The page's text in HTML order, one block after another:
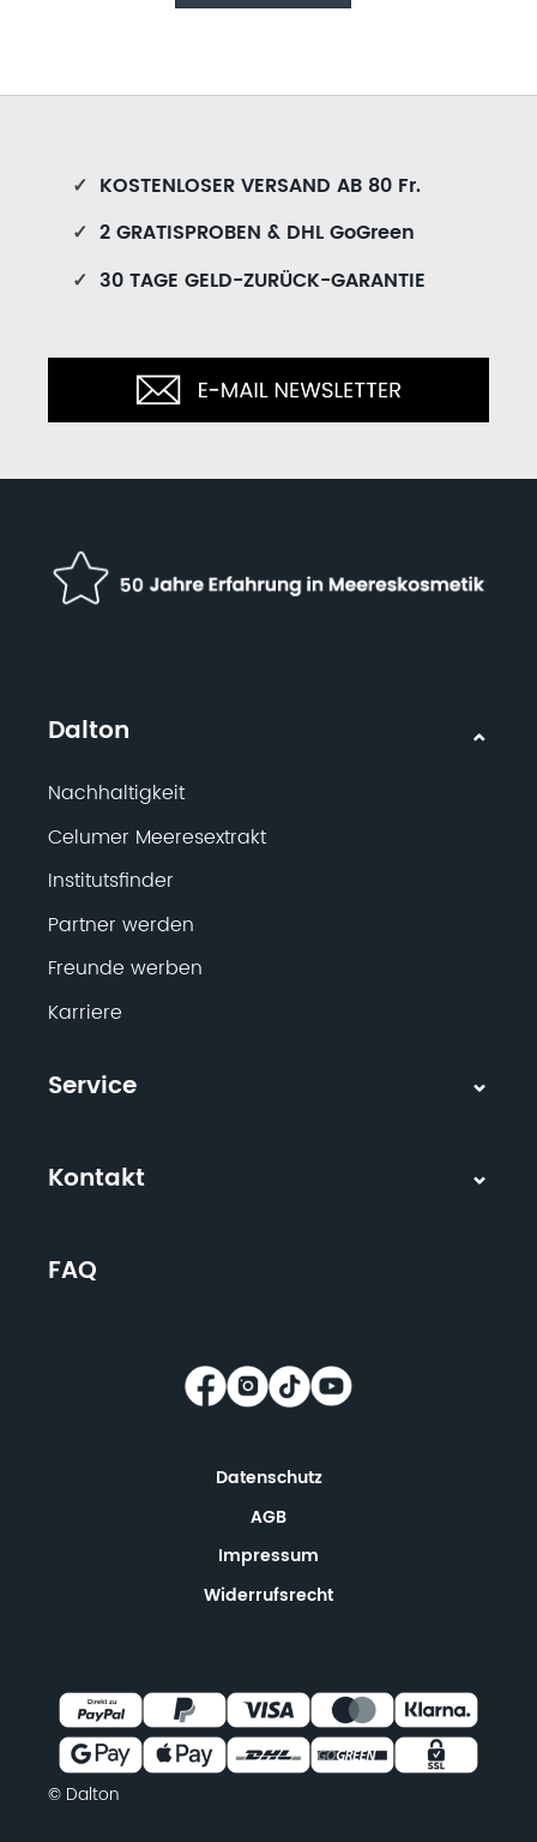
✓ KOSTENLOSER VERSAND AB 80 Fr.
✓ 2 GRATISPROBEN & DHL GoGreen
✓ 30 TAGE GELD-ZURÜCK-GARANTIE
Dalton
Nachhaltigkeit
Celumer Meeresextrakt
Institutsfinder
Partner werden
Freunde werben
Karriere
Service
Kontakt
FAQ
Datenschutz
AGB
Impressum
Widerrufsrecht
© Dalton